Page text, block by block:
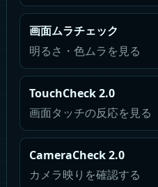
画面ムラチェック
明るさ・色ムラを見る
TouchCheck 2.0
画面タッチの反応を見る
CameraCheck 2.0
カメラ映りを確認する